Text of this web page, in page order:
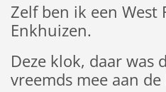
Zelf ben ik een West
Enkhuizen.
Deze klok, daar was
vreemds mee aan